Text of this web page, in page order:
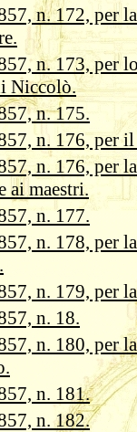
n. 172, per
n. 173, per
Niccolò.
n. 175.
n. 176, per
n. 176, per
ai maestri.
n. 177.
n. 178, per
n. 179, per
n. 18.
n. 180, per
n. 181.
n. 182.